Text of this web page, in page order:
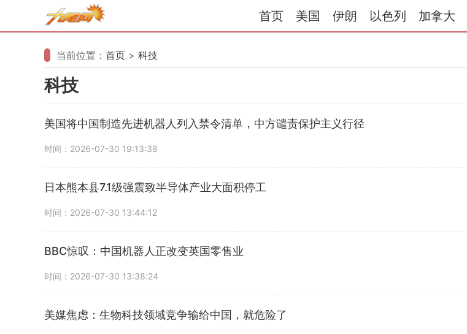
首页 美国 伊朗 以色列 加拿大
当前位置： 首页 > 科技
科技
美国将中国制造先进机器人列入禁令清单，中方谴责保护主义行径
时间：2026-07-30 19:13:38
日本熊本县7.1级强震致半导体产业大面积停工
时间：2026-07-30 13:44:12
BBC惊叹：中国机器人正改变英国零售业
时间：2026-07-30 13:38:24
美媒焦虑：生物科技领域竞争输给中国，就危险了